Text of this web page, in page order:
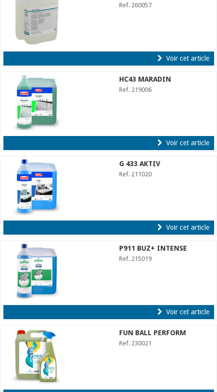
Ref. 260057
Voir cet article
HC43 MARADIN
Ref. 219006
Voir cet article
G 433 AKTIV
Ref. 211020
Voir cet article
P911 BUZ+ INTENSE
Ref. 215019
Voir cet article
FUN BALL PERFORM
Ref. 230021